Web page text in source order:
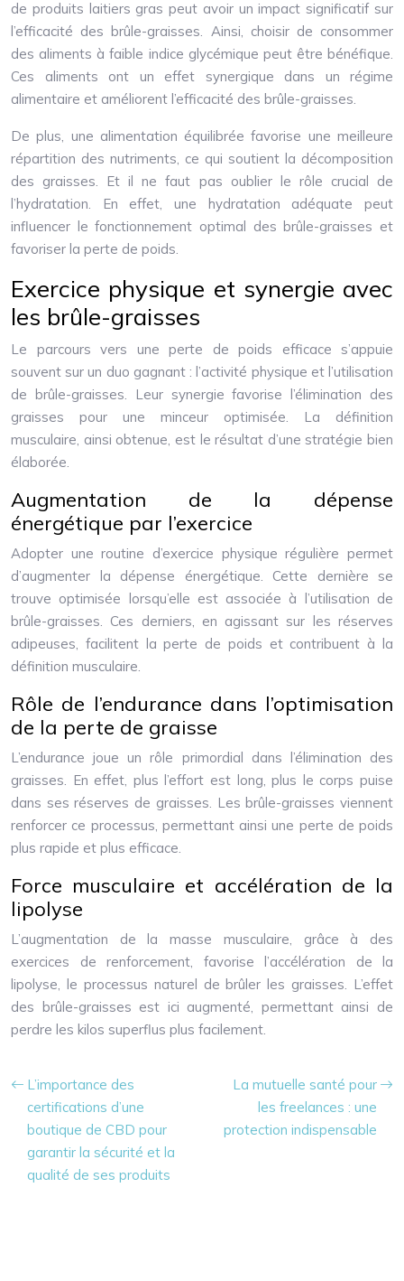
de produits laitiers gras peut avoir un impact significatif sur
l’efficacité des brûle-graisses. Ainsi, choisir de consommer
des aliments à faible indice glycémique peut être bénéfique.
Ces aliments ont un effet synergique dans un régime
alimentaire et améliorent l’efficacité des brûle-graisses.
De plus, une alimentation équilibrée favorise une meilleure
répartition des nutriments, ce qui soutient la décomposition
des graisses. Et il ne faut pas oublier le rôle crucial de
l’hydratation. En effet, une hydratation adéquate peut
influencer le fonctionnement optimal des brûle-graisses et
favoriser la perte de poids.
Exercice physique et synergie avec
les brûle-graisses
Le parcours vers une perte de poids efficace s’appuie
souvent sur un duo gagnant : l’activité physique et l’utilisation
de brûle-graisses. Leur synergie favorise l’élimination des
graisses pour une minceur optimisée. La définition
musculaire, ainsi obtenue, est le résultat d’une stratégie bien
élaborée.
Augmentation de la dépense
énergétique par l’exercice
Adopter une routine d’exercice physique régulière permet
d’augmenter la dépense énergétique. Cette dernière se
trouve optimisée lorsqu’elle est associée à l’utilisation de
brûle-graisses. Ces derniers, en agissant sur les réserves
adipeuses, facilitent la perte de poids et contribuent à la
définition musculaire.
Rôle de l’endurance dans l’optimisation
de la perte de graisse
L’endurance joue un rôle primordial dans l’élimination des
graisses. En effet, plus l’effort est long, plus le corps puise
dans ses réserves de graisses. Les brûle-graisses viennent
renforcer ce processus, permettant ainsi une perte de poids
plus rapide et plus efficace.
Force musculaire et accélération de la
lipolyse
L’augmentation de la masse musculaire, grâce à des
exercices de renforcement, favorise l’accélération de la
lipolyse, le processus naturel de brûler les graisses. L’effet
des brûle-graisses est ici augmenté, permettant ainsi de
perdre les kilos superflus plus facilement.
L’importance des
certifications d’une
boutique de CBD pour
garantir la sécurité et la
qualité de ses produits
La mutuelle santé pour
les freelances : une
protection indispensable